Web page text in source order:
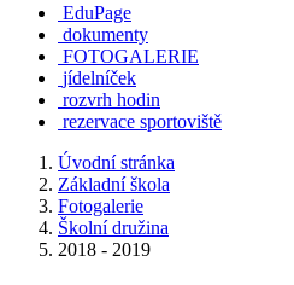
EduPage
dokumenty
FOTOGALERIE
jídelníček
rozvrh hodin
rezervace sportoviště
Úvodní stránka
Základní škola
Fotogalerie
Školní družina
2018 - 2019